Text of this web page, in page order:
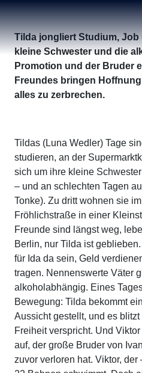
Tilda jongliert Studium,
kleine Schwester und die
Promotion und der Bruder
Freundes bringen
alles zu zerbrechen.
Tildas (Luna Wedler) Tage
studieren, an der
sich um ihre kleine
– und an schlechten Tagen
Tonke). Zu dritt wohnen sie
Fröhlichstraße in einer
Freunde sind längst weg,
Berlin, nur Tilda ist
für Ida da sein, Geld
tragen. Nennenswerte Väter
alkoholabhängig. Eines
Bewegung: Tilda bekommt
Aussicht gestellt, und es
Freiheit verspricht. Und
auf, der große Bruder von
zuvor verloren hat. Viktor,